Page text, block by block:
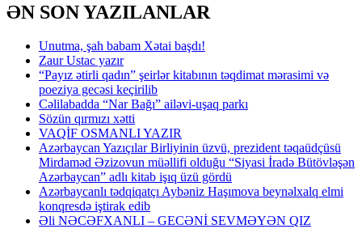
ƏN SON YAZILANLAR
Unutma, şah babam Xətai başdı!
Zaur Ustac yazır
“Payız ətirli qadın” şeirlər kitabının təqdimat mərasimi və
poeziya gecəsi keçirilib
Cəlilabadda “Nar Bağı” ailəvi-uşaq parkı
Sözün qırmızı xətti
VAQİF OSMANLI YAZIR
Azərbaycan Yazıçılar Birliyinin üzvü, prezident təqaüdçüsü
Mirdaməd Əzizovun müəllifi olduğu “Siyasi İradə Bütövləşən
Azərbaycan” adlı kitab işıq üzü gördü
Azərbaycanlı tədqiqatçı Aybəniz Haşımova beynəlxalq elmi
konqresdə iştirak edib
Əli NƏCƏFXANLI – GECƏNİ SEVMƏYƏN QIZ